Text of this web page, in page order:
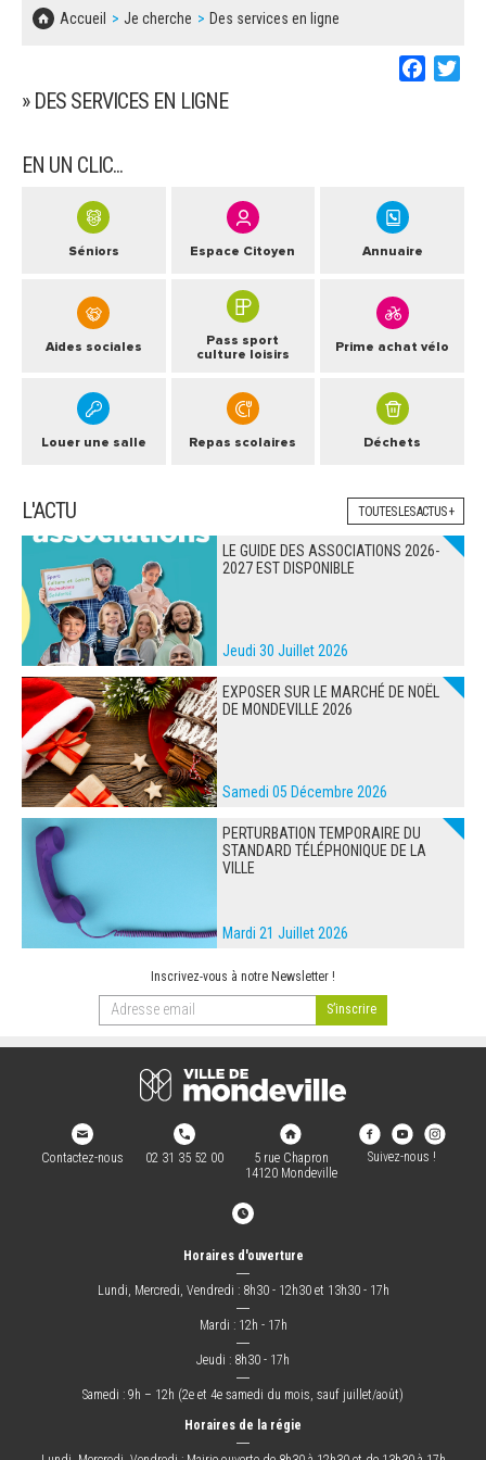
Accueil Je cherche Des services en ligne
» DES SERVICES EN LIGNE
EN UN CLIC...
Séniors Espace Citoyen Annuaire
Aides sociales
Pass sport
culture loisirs
Prime achat vélo
Louer une salle Repas scolaires Déchets
L'ACTU TOUTES LES ACTUS +
LE GUIDE DES ASSOCIATIONS 2026-
2027 EST DISPONIBLE
Jeudi 30 Juillet 2026
EXPOSER SUR LE MARCHÉ DE NOËL
DE MONDEVILLE 2026
Samedi 05 Décembre 2026
PERTURBATION TEMPORAIRE DU
STANDARD TÉLÉPHONIQUE DE LA
VILLE
Mardi 21 Juillet 2026
Inscrivez-vous à notre Newsletter !
Contactez-nous 02 31 35 52 00
5 rue Chapron
14120 Mondeville
Suivez-nous !
Horaires d'ouverture
―
Lundi, Mercredi, Vendredi : 8h30 - 12h30 et 13h30 - 17h
―
Mardi : 12h - 17h
―
Jeudi : 8h30 - 17h
―
Samedi : 9h – 12h (2e et 4e samedi du mois, sauf juillet/août)
Horaires de la régie
―
CONCERTATIONS PUBLIQUES
SOLIDARITÉ, LOGEMENT
EMPLOI
URBANISME
DECHETS
SIGNALEMENTS
BESOIN D'UNE AIDE ?
LES ASSOCIATIONS
MARCHÉS PUBLICS
REGLEMENT LOCAL DE PUBLICITÉ
DECLARATION DE DEMARCHAGE
DOSSIER DE DEMANDE DE SUBVENTION
FICHE D'ORGANISATION MANIFESTATION
ARRÊTÉS MUNICIPAUX
DÉLIBÉRATIONS